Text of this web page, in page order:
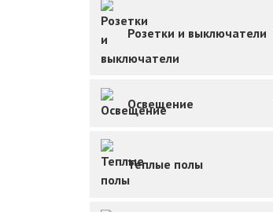
Розетки и выключатели
Освещение
Теплые полы